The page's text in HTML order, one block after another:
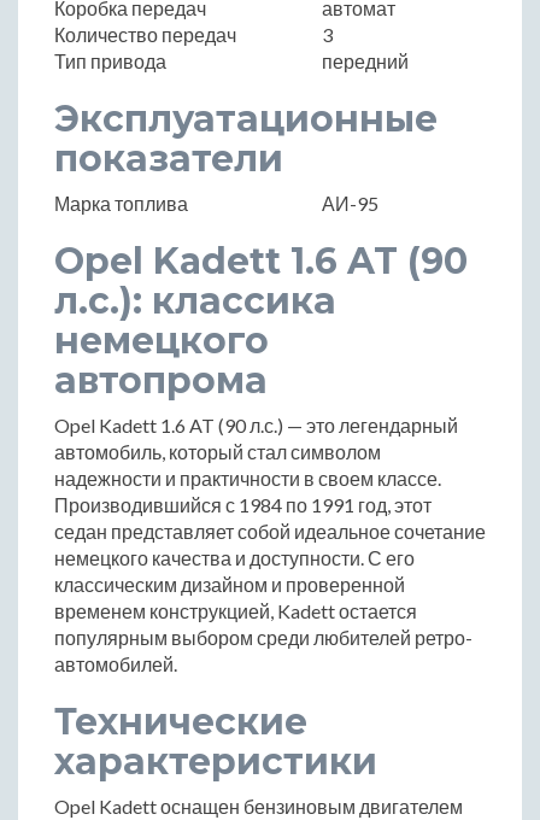
Коробка передач
автомат
Количество передач
3
Тип привода
передний
Эксплуатационные
показатели
Марка топлива АИ-95
Opel Kadett 1.6 AT (90
л.с.): классика
немецкого
автопрома
Opel Kadett 1.6 AT (90 л.с.) — это легендарный
автомобиль, который стал символом
надежности и практичности в своем классе.
Производившийся с 1984 по 1991 год, этот
седан представляет собой идеальное сочетание
немецкого качества и доступности. С его
классическим дизайном и проверенной
временем конструкцией, Kadett остается
популярным выбором среди любителей ретро-
автомобилей.
Технические
характеристики
Opel Kadett оснащен бензиновым двигателем